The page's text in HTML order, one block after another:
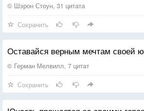
© Шэрон Стоун, 31 цитата
Сохранить
Оставайся верным мечтам своей
© Герман Мелвилл, 7 цитат
Сохранить